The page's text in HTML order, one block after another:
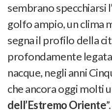
sembrano specchiarsi
golfo ampio, un clima
segna il profilo della
profondamente
nacque, negli anni
che ancora oggi molti
dell’Estremo Oriente”.